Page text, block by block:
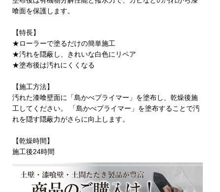
喰面を保護します。
【特長】
★ローラーで塗るだけの簡単施工
★汚れを隠蔽し、きれいな白色にリペア
★塗布後は汚れにくくなる
【施工方法】
汚れた漆喰壁面に「島かべプライマー」を塗布し、乾燥後施
工してください。 「島かべプライマー」を塗布することで汚
れを隠す隠蔽力がさらに向上します。
【乾燥時間】
施工後24時間